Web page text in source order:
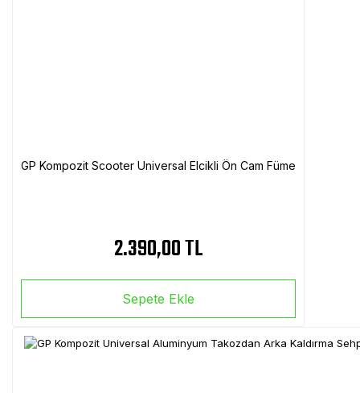
GP Kompozit Scooter Universal Elcikli Ön Cam Füme
2.390,00 TL
Sepete Ekle